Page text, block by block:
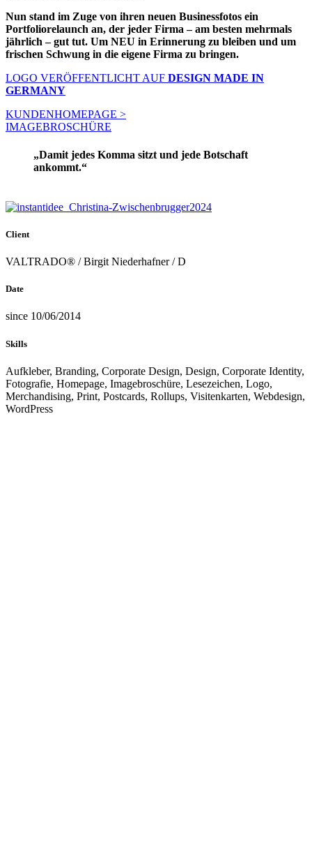
Nun stand im Zuge von ihren neuen Businessfotos ein
Portfoliorelaunch an, der jeder Firma – am besten mehrmals
jährlich – gut tut. Um NEU in Erinnerung zu bleiben und um
frischen Schwung in die eigene Firma zu bringen.
LOGO VERÖFFENTLICHT AUF DESIGN MADE IN
GERMANY
KUNDENHOMEPAGE >
IMAGEBROSCHÜRE
„Damit jedes Komma sitzt und jede Botschaft
ankommt.“
Client
VALTRADO® / Birgit Niederhafner / D
Date
since 10/06/2014
Skills
Aufkleber, Branding, Corporate Design, Design, Corporate Identity,
Fotografie, Homepage, Imagebroschüre, Lesezeichen, Logo,
Merchandising, Print, Postcards, Rollups, Visitenkarten, Webdesign,
WordPress